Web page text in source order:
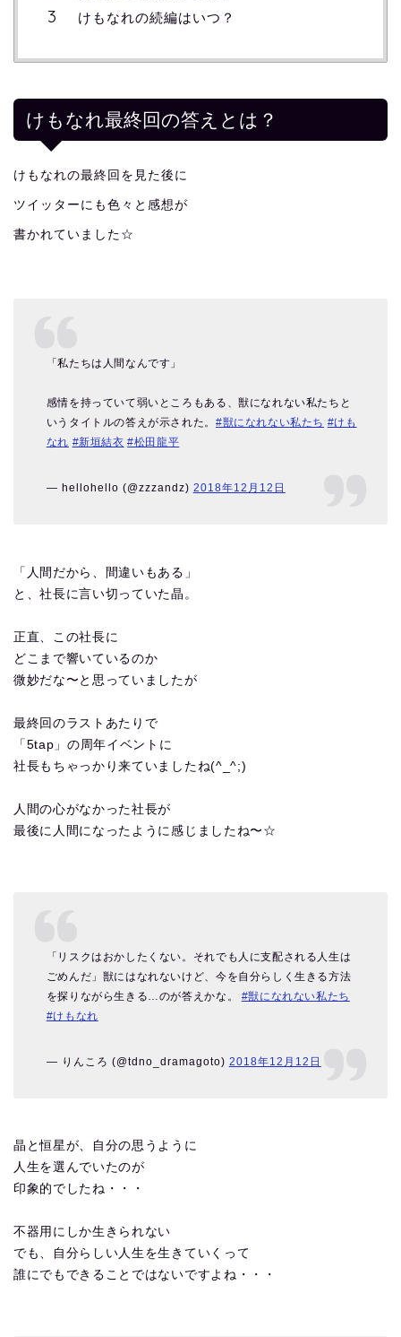
けもなれの続編はいつ？
けもなれ最終回の答えとは？
けもなれの最終回を見た後に
ツイッターにも色々と感想が
書かれていました☆
「私たちは人間なんです」
感情を持っていて弱いところもある、獣になれない私たちと
いうタイトルの答えが示された。 #獣になれない私たち #けも
なれ #新垣結衣 #松田龍平
— hellohello (@zzzandz) 2018年12月12日
「人間だから、間違いもある」
と、社長に言い切っていた晶。
正直、この社長に
どこまで響いているのか
微妙だな〜と思っていましたが
最終回のラストあたりで
「5tap」の周年イベントに
社長もちゃっかり来ていましたね(^_^;)
人間の心がなかった社長が
最後に人間になったように感じましたね〜☆
「リスクはおかしたくない。それでも人に支配される人生は
ごめんだ」獣にはなれないけど、今を自分らしく生きる方法
を探りながら生きる…のが答えかな。 #獣になれない私たち
#けもなれ
— りんころ (@tdno_dramagoto) 2018年12月12日
晶と恒星が、自分の思うように
人生を選んでいたのが
印象的でしたね・・・
不器用にしか生きられない
でも、自分らしい人生を生きていくって
誰にでもできることではないですよね・・・